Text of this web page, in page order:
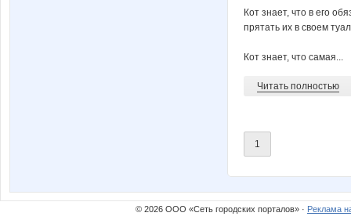
Кот знает, что в его
прятать их в своем
Кот знает, что самая...
Читать полностью
1
© 2026 ООО «Сеть городских порталов» · Реклама